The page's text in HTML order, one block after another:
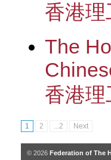
香港
The
香港
1 2 ...2 Next
© 2026 Federation of The